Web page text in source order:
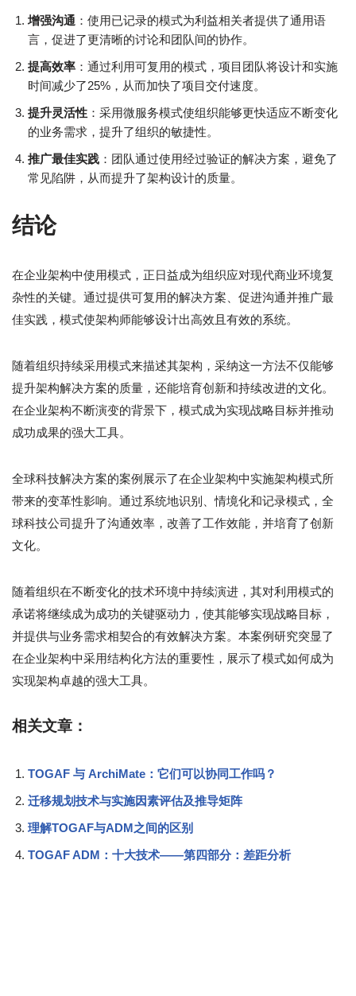
增强沟通 ：使用已记录的模式为利益相关者提供了通用语
言，促进了更清晰的讨论和团队间的协作。
提高效率 ：通过利用可复用的模式，项目团队将设计和实施
时间减少了25%，从而加快了项目交付速度。
提升灵活性 ：采用微服务模式使组织能够更快适应不断变化
的业务需求，提升了组织的敏捷性。
推广最佳实践 ：团队通过使用经过验证的解决方案，避免了
常见陷阱，从而提升了架构设计的质量。
结论
在企业架构中使用模式，正日益成为组织应对现代商业环境复
杂性的关键。通过提供可复用的解决方案、促进沟通并推广最
佳实践，模式使架构师能够设计出高效且有效的系统。
随着组织持续采用模式来描述其架构，采纳这一方法不仅能够
提升架构解决方案的质量，还能培育创新和持续改进的文化。
在企业架构不断演变的背景下，模式成为实现战略目标并推动
成功成果的强大工具。
全球科技解决方案的案例展示了在企业架构中实施架构模式所
带来的变革性影响。通过系统地识别、情境化和记录模式，全
球科技公司提升了沟通效率，改善了工作效能，并培育了创新
文化。
随着组织在不断变化的技术环境中持续演进，其对利用模式的
承诺将继续成为成功的关键驱动力，使其能够实现战略目标，
并提供与业务需求相契合的有效解决方案。本案例研究突显了
在企业架构中采用结构化方法的重要性，展示了模式如何成为
实现架构卓越的强大工具。
相关文章：
TOGAF 与 ArchiMate：它们可以协同工作吗？
迁移规划技术与实施因素评估及推导矩阵
理解TOGAF与ADM之间的区别
TOGAF ADM：十大技术——第四部分：差距分析